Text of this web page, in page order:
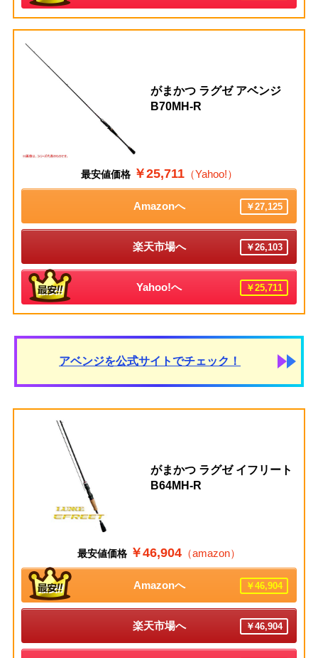
がまかつ ラグゼ アベンジ
B70MH-R
最安値価格 ￥25,711（Yahoo!）
Amazonへ ￥27,125
楽天市場へ ￥26,103
Yahoo!へ ￥25,711
アベンジを公式サイトでチェック！
がまかつ ラグゼ イフリート
B64MH-R
最安値価格 ￥46,904 （amazon）
Amazonへ ￥46,904
楽天市場へ ￥46,904